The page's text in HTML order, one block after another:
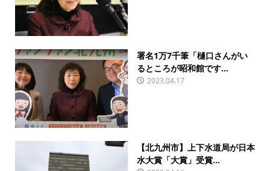
署名1万7千筆「樋口さんがい
るところが昭和館です...
2023.04.17
【北九州市】上下水道局が日本
水大賞「大賞」受賞...